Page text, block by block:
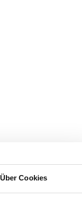
Über Cookies